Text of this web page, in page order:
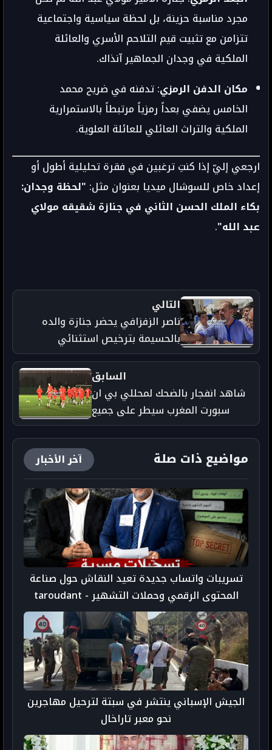
مجرد مناسبة حزينة، بل لحظة سياسية واجتماعية
تتزامن مع تثبيت قيم التلاحم الأسري والعائلة
الملكية في وجدان الجماهير آنذاك.
مكان الدفن الرمزي: تدفنه في ضريح محمد
الخامس يضفي بعداً رمزياً مرتبطاً بالاستمرارية
الملكية والتراث العائلي للعائلة العلوية.
ارجعي إليّ إذا كنتِ ترغبين في فقرة تحليلية أطول أو
إعداد خاص للسوشال ميديا بعنوان مثل: "لحظة وجدان:
بكاء الملك الحسن الثاني في جنازة شقيقه مولاي
عبد الله".
التالي
ناصر الزفزافي يحضر جنازة والده
بالحسيمة بترخيص استثنائي
السابق
شاهد انفجار بالضحك لمحللي بي ان
سبورت المغرب سيطر على جميع
الرياضات
مواضيع ذات صلة آخر الأخبار
تسريبات واتساب جديدة تعيد النقاش حول صناعة
المحتوى الرقمي وحملات التشهير - taroudant
press
الجيش الإسباني ينتشر في سبتة لترحيل مهاجرين
نحو معبر تاراخال